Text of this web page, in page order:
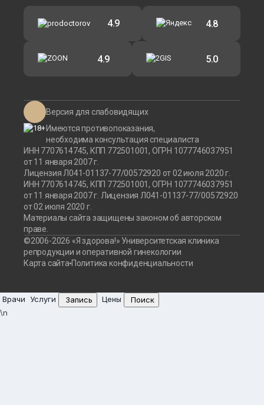
4.9 4.8
4.9 5.0
Версия для слабовидящих
Имеются противопоказания,
необходима консультация специалиста
ИНН 7707614745, КПП 772501001, ОГРН 1077746037951
от 11 января 2007 г.
Лицензия Л041-01137-77/00572920 от 02 июля 2020 г.
ИНН 7707614745, КПП 772501001, ОГРН 1077746037951
от 11 января 2007 г. Лицензия Л041-01137-77/00572920
от 02 июля 2020 г.
Материалы сайта защищены законом об авторском
праве.
©2006-2026 «Я здорова!» Университетская клиника
репродукции и оперативной гинекологии
Карта сайта Политика конфиденциальности
Врачи Услуги Запись Цены
Поиск
\n